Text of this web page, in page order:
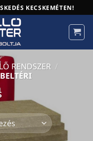
KECSKEMÉTEN!
RENDSZER /